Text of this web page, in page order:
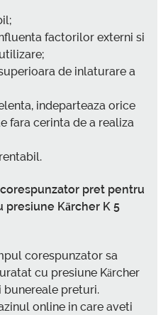
factorilor externi si
de inlaturare a
indeparteaza orice
fara cerinta de a realiza
pret pentru
presiune Kärcher K 5
corespunzator sa
cu presiune Kärcher
bunereale preturi.
online in care aveti